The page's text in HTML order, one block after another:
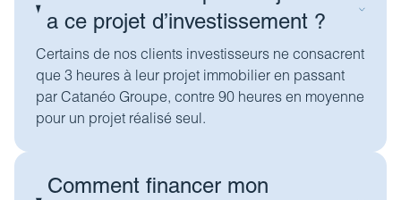
a ce projet d’investissement ?
Certains de nos clients investisseurs ne consacrent
que 3 heures à leur projet immobilier en passant
par Catanéo Groupe, contre 90 heures en moyenne
pour un projet réalisé seul.
Comment financer mon